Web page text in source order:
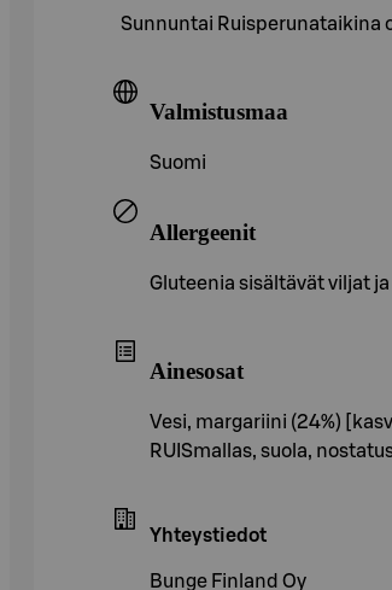
Sunnuntai Ruisperunataikina
Valmistusmaa
Suomi
Allergeenit
Gluteenia sisältävät viljat
Ainesosat
Vesi, margariini (24%)
RUISmallas, suola,
Yhteystiedot
Bunge Finland Oy